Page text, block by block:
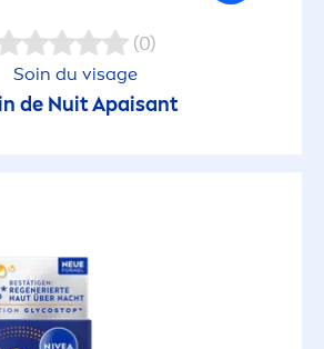
(0)
Soin du visage
de Nuit Apaisant